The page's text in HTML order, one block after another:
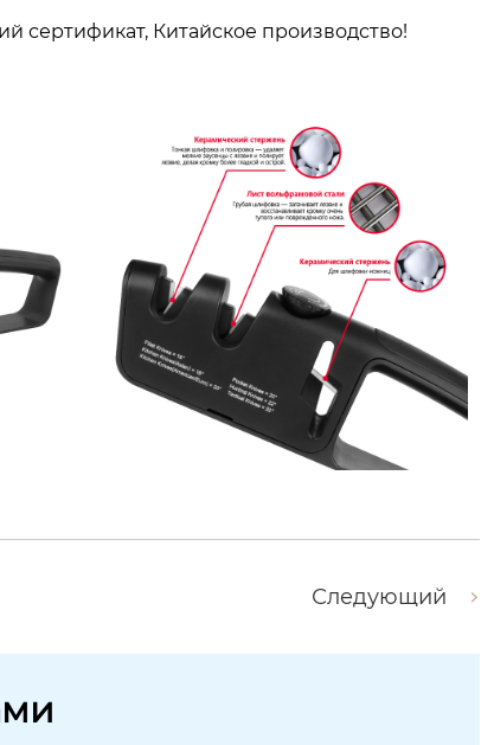
сертификат, Китайское производство!
Следующий